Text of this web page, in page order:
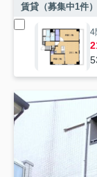
賃貸（募集中1件）
4